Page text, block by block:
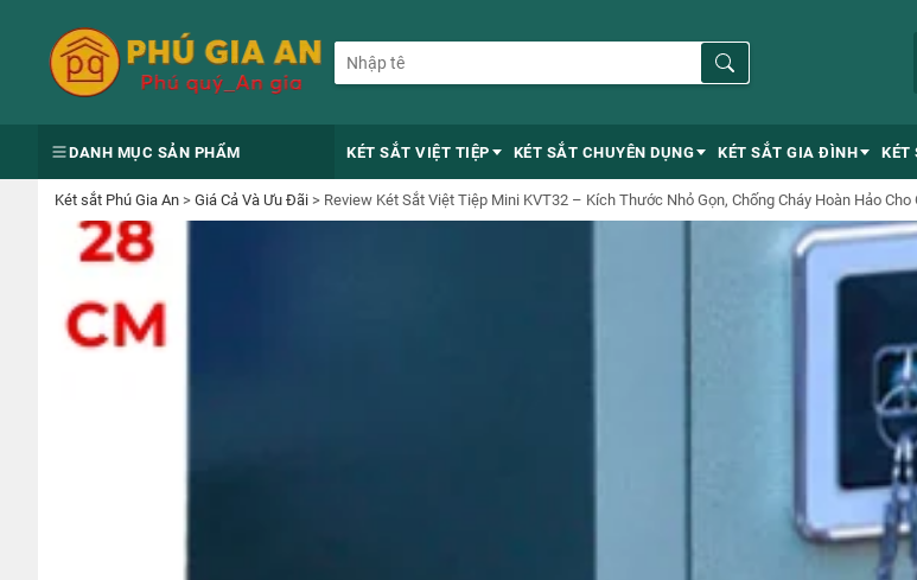
DANH MỤC SẢN PHẨM KÉT SẮT VIỆT TIỆP KÉT SẮT CHUYÊN DỤNG KÉT SẮT GIA ĐÌNH KÉT
Két sắt Phú Gia An > Giá Cả Và Ưu Đãi > Review Két Sắt Việt Tiệp Mini KVT32 – Kích Thước Nhỏ Gọn, Chống Cháy Hoàn Hảo Cho